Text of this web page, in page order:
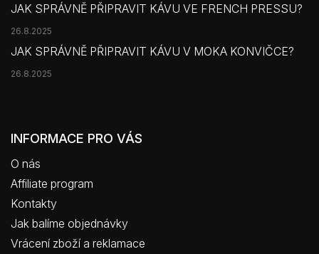
JAK SPRÁVNĚ PŘIPRAVIT KÁVU VE FRENCH PRESSU?
26.8.2025
JAK SPRÁVNĚ PŘIPRAVIT KÁVU V MOKA KONVIČCE?
26.8.2025
INFORMACE PRO VÁS
O nás
Affiliate program
Kontakty
Jak balíme objednávky
Vrácení zboží a reklamace